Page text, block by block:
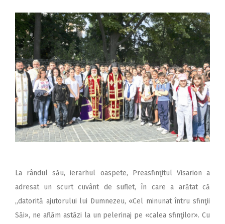
La rândul său, ierarhul oaspete, Preasfinţitul Visarion a
adresat un scurt cuvânt de suflet, în care a arătat că
„datorită ajutorului lui Dumnezeu, «Cel minunat întru sfinţii
Săi», ne aflăm astăzi la un pelerinaj pe «calea sfinţilor». Cu